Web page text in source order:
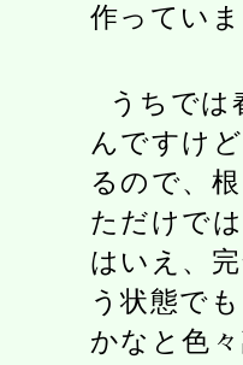
作ってい
うちでは
んですけ
るので、
ただけで
はいえ、
う状態で
かなと色